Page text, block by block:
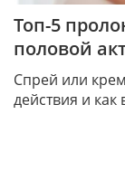
Топ-5
половой
Спрей или
действия и как